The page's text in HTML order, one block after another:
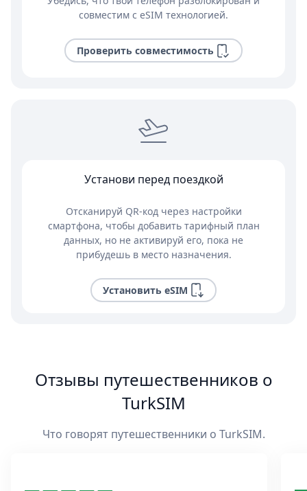
совместим с eSIM технологией.
Проверить совместимость
Установи перед поездкой
Отсканируй QR-код через настройки
смартфона, чтобы добавить тарифный план
данных, но не активируй его, пока не
прибудешь в место назначения.
Установить eSIM
Отзывы путешественников о
TurkSIM
Что говорят путешественники о TurkSIM.